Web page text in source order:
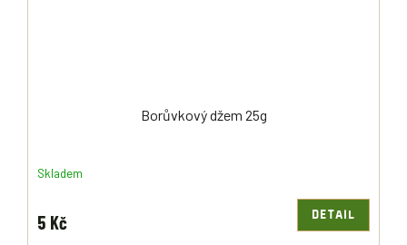
Borůvkový džem 25g
Skladem
5 Kč DETAIL